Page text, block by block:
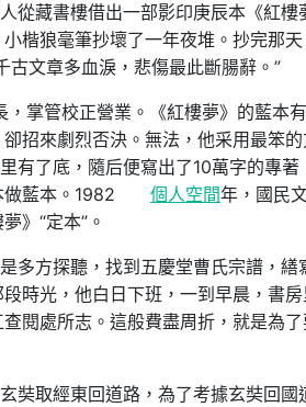
從藏書樓借出一部影印庚辰本《紅樓
楷狼毫筆抄壞了一年夜堆。抄完那
古文章多血淚，悲傷最此斷腸辭。”
掌管校正營業。《紅樓夢》的藍本
招來劇烈否決。無法，他采用最笨
有了底，隨后便寫出了10萬字的專著
做藍本。1982 個人空間年，國民
》“定本”。
多方探聽，找到五慶堂曹氏宗譜，繕
時光，他白日下班，一到早晨，書
閱處所志。這般費盡周折，就是為
奘取經東回道路，為了考據玄奘回國